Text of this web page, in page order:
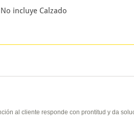
incluye Calzado
al cliente responde con prontitud y da